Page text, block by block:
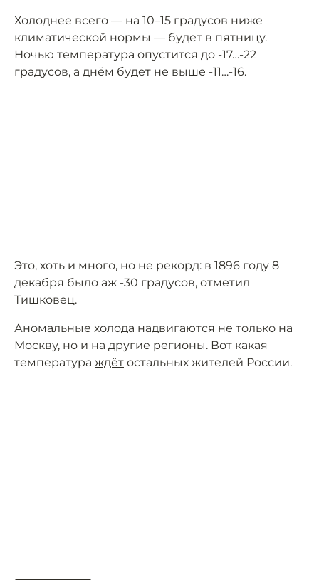
Холоднее всего — на 10–15 градусов ниже
климатической нормы — будет в пятницу.
Ночью температура опустится до -17…-22
градусов, а днём будет не выше -11…-16.
Это, хоть и много, но не рекорд: в 1896 году 8
декабря было аж -30 градусов, отметил
Тишковец.
Аномальные холода надвигаются не только на
Москву, но и на другие регионы. Вот какая
температура ждёт остальных жителей России.